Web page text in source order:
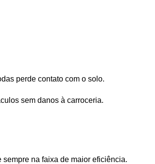
perde contato com o solo.
sem danos à carroceria.
na faixa de maior eficiência.